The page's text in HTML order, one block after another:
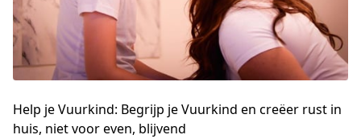
Help je Vuurkind: Begrijp je Vuurkind en creëer rust in
huis, niet voor even, blijvend